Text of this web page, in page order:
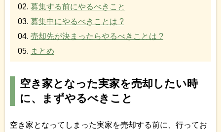
募集する前にやるべきこと
募集中にやるべきことは ?
売却先が決まったらやるべきことは ?
まとめ
空き家となった実家を売却したい時
に、まずやるべきこと
空き家となってしまった実家を売却する前に、行ってお